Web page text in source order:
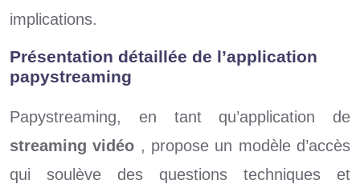
implications.
Présentation détaillée de l’application
papystreaming
Papystreaming, en tant qu’application de
streaming vidéo , propose un modèle d’accès
qui soulève des questions techniques et